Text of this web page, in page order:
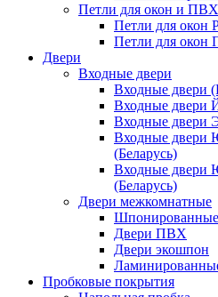
Петли для окон и ПВХ
Петли для окон
Петли для окон
Двери
Входные двери
Входные двери
Входные двери
Входные двери
Входные двери
(Беларусь)
Входные двери
(Беларусь)
Двери межкомнатные
Шпонированные
Двери ПВХ
Двери экошпон
Пробковые покрытия